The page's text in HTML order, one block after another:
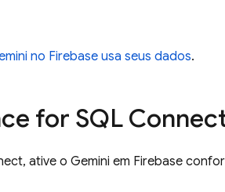
no Firebase usa seus dados.
for SQL
, ative o Gemini em Firebase